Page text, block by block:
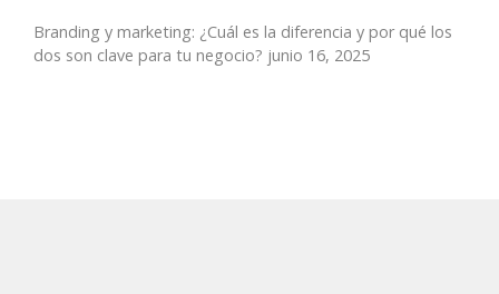
Branding y marketing: ¿Cuál es la diferencia y por qué los
dos son clave para tu negocio? junio 16, 2025